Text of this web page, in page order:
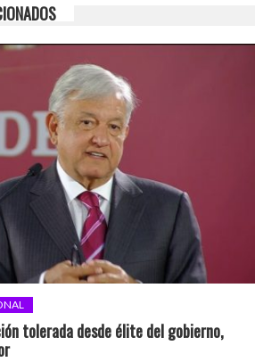
tolerada desde élite del gobierno,